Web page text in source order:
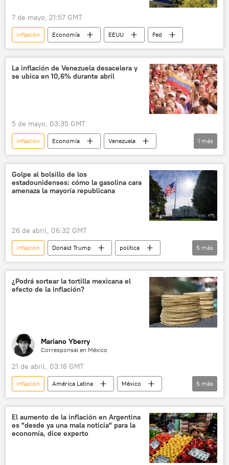
7 de mayo, 21:57 GMT
inflación Economía EEUU Fed
La inflación de Venezuela desacelera y
se ubica en 10,6% durante abril
5 de mayo, 03:35 GMT
inflación Economía
Venezuela
📈 Mercados y finanzas
1 más
Golpe al bolsillo de los
estadounidenses: cómo la gasolina cara
amenaza la mayoría republicana
26 de abril, 06:32 GMT
inflación Donald Trump
política
EEUU
Ipsos
Reuters
Economía
gasolina
5 más
¿Podrá sortear la tortilla mexicana el
efecto de la inflación?
Mariano Yberry
Corresponsal en México
21 de abril, 03:16 GMT
inflación América Latina
México
Claudia Sheinbaum
💬 Opinión y Análisis
maíz
tortilla 📈 Mercados y finanzas
5 más
El aumento de la inflación en Argentina
es "desde ya una mala noticia" para la
economía, dice experto